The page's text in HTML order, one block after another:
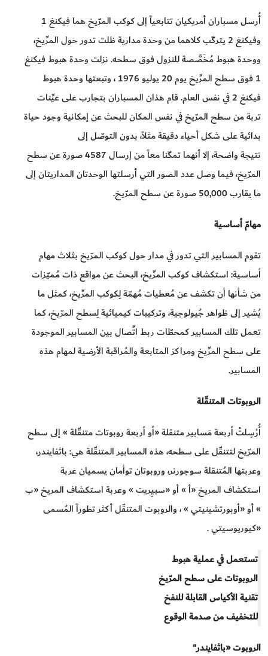
أُرسل مسباران أمريكيان تتابعياً إلى كوكب المرّيخ هما فيكنغ 1
وفيكنغ 2 يتركّب كلاهما من وحدة مدارية ظلت تدور حول المرِّيخ،
ووحدة هبوط مُخَصَّصة للنزول فوق سطحه. نزلت وحدة هبوط فيكنغ
1 فوق سطح المرِّيخ يوم 20 يوليو 1976 ، وتبعتها وحدة هبوط
فيكنغ 2 في نفس العام. قام هذان المسباران بتجارب على عيِّنات
تربة من سطح المرّيخ في نفس المكان للبحث عن إمكانية وجود حياة
بدائية على شكل أحياء دقيقة مثلاً، بدون التوصّل إلى
نتيجة واضحة، إلا أنهما تمكّنا معاً من إرسال 4587 صورة عن سطح
المرّيخ، فيما وصل عدد الصور التي أرسلتها الوحدتان المداريتان إلى
ما يقارب 50,000 صورة عن سطح المرّيخ.
مهامّ أساسية
تقوم المسابير التي تدور في مدار حول كوكب المرّيخ بثلاث مهام
أساسية: استكشاف كوكب المرِّيخ، البحث عن مواقع ذات مُميّزات
من شأنها أن تكشف عن مُعطيات مُهمّة لِكوكب المرِّيخ، كمثل ما
يُشير إلى ظواهر جُيولوجية، وتركيبات كيميائية لِسطح المرّيخ، كما
تعمل تلك المسابير كمحطّات ربط اتِّصال بين المسابير الموجودة
على سطح المرِّيخ ومراكز المتابعة والمُراقبة الأرضية لمهام هذه
المسابير.
الروبوتات المتنقّلة
أُرْسِلتْ أربعة مَسابير متنقلة «أو أربعة روبوتات متنقّلة » إلى سطح
المرّيخ لتتنقّل على سطحه، هذه المسابير المتنقّلة هي: باثفايندر،
وعربتها المُتنقلة سوجورنر، وروبوتان توأمان يسميان عربة
استكشاف المريخ «أ » أو «سبيِريت » وعربة استكشاف المريخ «ب
» أو «أوبورتشينيتي » ، والروبوت المتنقّل أكثر تطوراً المُسمى
«كيوريوسيتي .
تستعمل في عملية هبوط
الروبوتات على سطح المرّيخ
تقنية الأكياس القابلة للنفخ
للتخفيف من صدمة الوقوع
الروبوت «باثفايندر"